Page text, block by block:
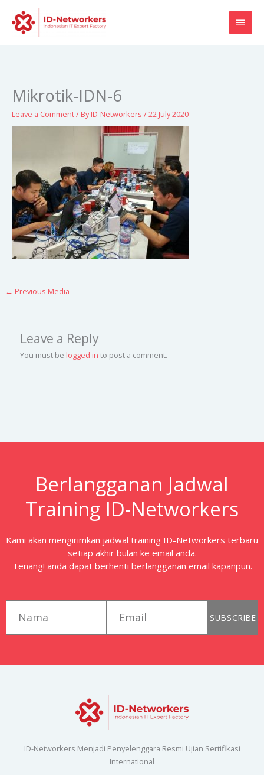
content
Mikrotik-IDN-6
Leave a Comment/ ByID-Networkers /22 July 2020
← Previous Media
Leave a Reply
You must be logged in to post a comment.
Berlangganan Jadwal
Training ID-Networkers
Kami akan mengirimkan jadwal training ID-Networkers terbaru
setiap akhir bulan ke email anda.
Tenang! anda dapat berhenti berlangganan email kapanpun.
SUBSCRIBE
ID-Networkers Menjadi Penyelenggara Resmi Ujian Sertifikasi
International